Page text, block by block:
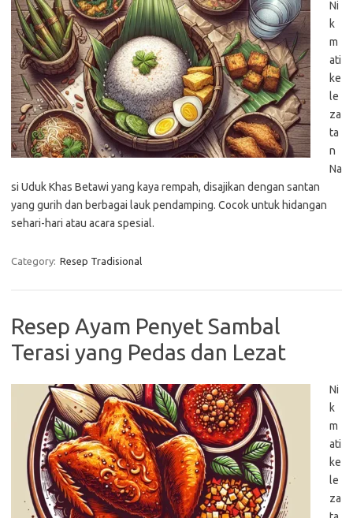
Ni
k
m
ati
ke
le
za
ta
n
Na
si Uduk Khas Betawi yang kaya rempah, disajikan dengan santan
yang gurih dan berbagai lauk pendamping. Cocok untuk hidangan
sehari-hari atau acara spesial.
Category: Resep Tradisional
Resep Ayam Penyet Sambal
Terasi yang Pedas dan Lezat
Ni
k
m
ati
ke
le
za